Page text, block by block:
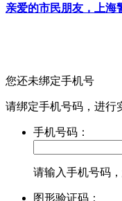
亲爱的市民朋友，上海
您还未绑定手机号
请绑定手机号码，进行
手机号码：
请输入手机号码
图形验证码：